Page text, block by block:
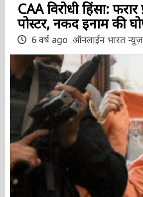
CAA विरोधी हिंसा:
पोस्टर, नकद इनाम की
6 वर्ष ago ऑनलाईन भारत न्यूज़